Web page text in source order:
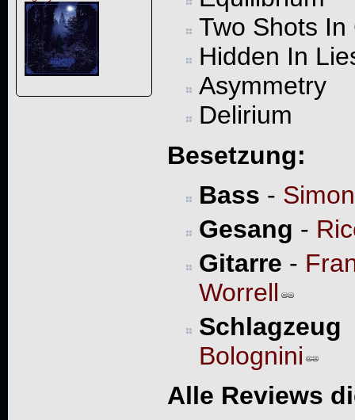
Two Shots In
Hidden In
Asymmetry
Delirium
Besetzung:
Bass -
Gesang -
Gitarre -
Worrell
Schlagzeug
Bolognini
Alle Reviews